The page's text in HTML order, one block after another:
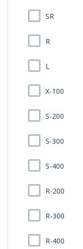
SR
R
L
X-100
S-200
S-300
S-400
R-200
R-300
R-400